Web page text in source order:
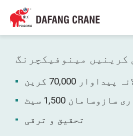
کرینیں مینوفیکچرنگ
پیداوار 70,000 کرین
1,500 سیٹ
تحقیق و ترقی
हिन्दी
Bahasa Indonesia
Bahasa Melayu
简体中文
বাংলা
فارسی
Pilipino